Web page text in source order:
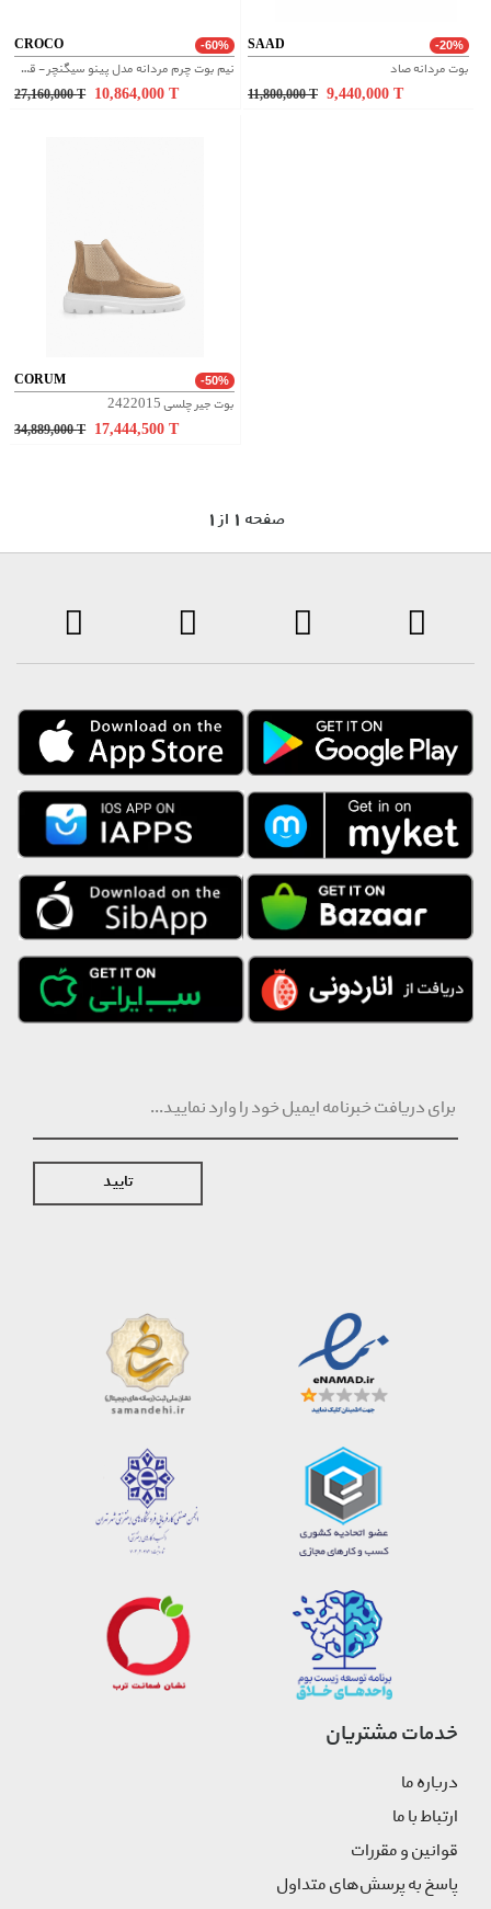
CROCO -60%
نیم بوت چرم مردانه مدل پینو سیگنچر - قهوه ای
27,160,000T 10,864,000T
SAAD -20%
بوت مردانه صاد
11,800,000T 9,440,000 T
CORUM -50%
بوت جیر چلسی 2422015
34,889,000T 17,444,500T
1 صفحه 1 از
تایید
خدمات مشتریان
درباره ما
ارتباط با ما
قوانین و مقررات
پاسخ به پرسش‌های متداول